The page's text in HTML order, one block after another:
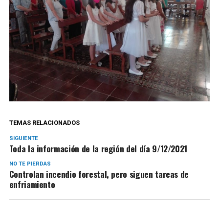
TEMAS RELACIONADOS
SIGUIENTE
Toda la información de la región del día 9/12/2021
NO TE PIERDAS
Controlan incendio forestal, pero siguen tareas de
enfriamiento